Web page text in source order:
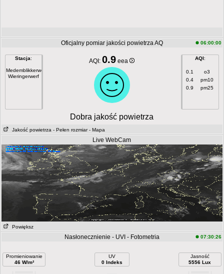
Oficjalny pomiar jakości powietrza AQ 06:00:00
Stacja:
Medemblikkerweg
Wieringerwerf
AQI:0.9 eea AQI:
0.1
o3
0.4
pm10
0.9
pm25
Dobra jakość powietrza
Jakość powietrza - Pełen rozmiar- Mapa
Live WebCam
Powiększ
Nasłonecznienie - UVI - Fotometria 07:30:26
Promieniowanie
46 W/m²
UV
0 Indeks
Jasność
5556 Lux